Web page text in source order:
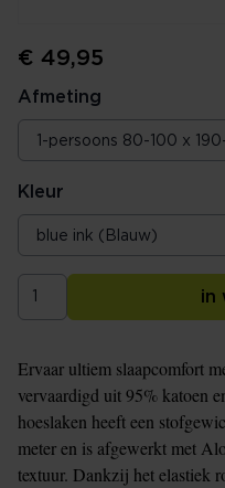
€ 49,95
Afmeting
Kleur
in
Ervaar ultiem slaapcomfort
vervaardigd uit 95% katoen
hoeslaken heeft een
meter en is afgewerkt met
textuur. Dankzij het elastiek